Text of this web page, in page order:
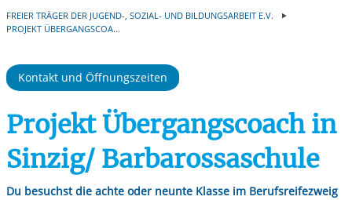
FREIER TRÄGER DER JUGEND-, SOZIAL- UND BILDUNGSARBEIT E.V.
PROJEKT ÜBERGANGSCOA...
Kontakt und Öffnungszeiten
Projekt Übergangscoach in
Sinzig/ Barbarossaschule
Du besuchst die achte oder neunte Klasse im Berufsreifezweig